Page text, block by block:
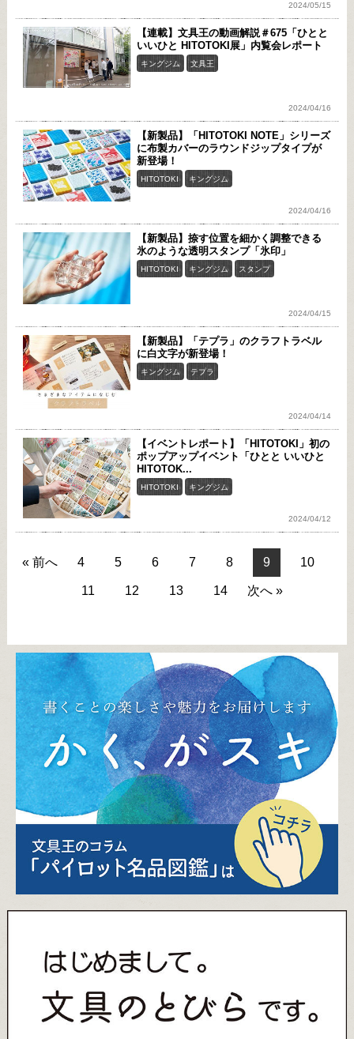
2024/05/15
【連載】文具王の動画解説＃675「ひとと
いいひと HITOTOKI展」内覧会レポート
キングジム 文具王
2024/04/16
【新製品】「HITOTOKI NOTE」シリーズ
に布製カバーのラウンドジップタイプが
新登場！
HITOTOKI キングジム
2024/04/16
【新製品】捺す位置を細かく調整できる
氷のような透明スタンプ「氷印」
HITOTOKI キングジム スタンプ
2024/04/15
【新製品】「テプラ」のクラフトラベル
に白文字が新登場！
キングジム テプラ
2024/04/14
【イベントレポート】「HITOTOKI」初の
ポップアップイベント「ひとと いいひと
HITOTOK...
HITOTOKI キングジム
2024/04/12
« 前へ 4 5 6 7 8 9 10
11 12 13 14 次へ »